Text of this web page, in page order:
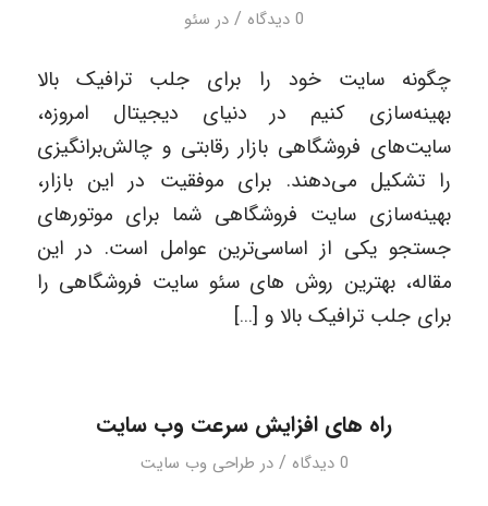
0 دیدگاه / در سئو
چگونه سایت خود را برای جلب ترافیک بالا
بهینه‌سازی کنیم در دنیای دیجیتال امروزه،
سایت‌های فروشگاهی بازار رقابتی و چالش‌برانگیزی
را تشکیل می‌دهند. برای موفقیت در این بازار،
بهینه‌سازی سایت فروشگاهی شما برای موتورهای
جستجو یکی از اساسی‌ترین عوامل است. در این
مقاله، بهترین روش های سئو سایت فروشگاهی را
برای جلب ترافیک بالا و […]
راه های افزایش سرعت وب سایت
0 دیدگاه / در طراحی وب سایت